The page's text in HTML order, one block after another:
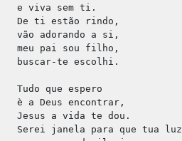
e viva sem ti.
De ti estão rindo,
vão adorando a si,
meu pai sou filho,
buscar-te escolhi.
Tudo que espero
è a Deus encontrar,
Jesus a vida te dou.
Serei janela para que tua luz